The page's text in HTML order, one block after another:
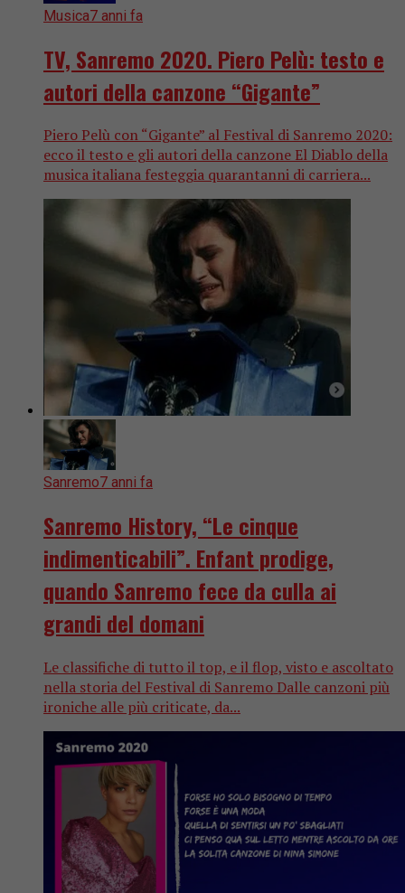
Musica7 anni fa
TV, Sanremo 2020. Piero Pelù: testo e
autori della canzone “Gigante”
Piero Pelù con “Gigante” al Festival di Sanremo 2020:
ecco il testo e gli autori della canzone El Diablo della
musica italiana festeggia quarantanni di carriera...
Sanremo7 anni fa
Sanremo History, “Le cinque
indimenticabili”. Enfant prodige,
quando Sanremo fece da culla ai
grandi del domani
Le classifiche di tutto il top, e il flop, visto e ascoltato
nella storia del Festival di Sanremo Dalle canzoni più
ironiche alle più criticate, da...